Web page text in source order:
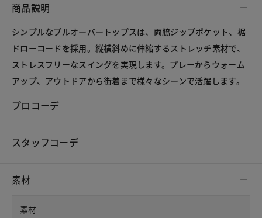
商品説明
シンプルなプルオーバートップスは、両脇ジップポケット、裾
ドローコードを採用。縦横斜めに伸縮するストレッチ素材で、
ストレスフリーなスイングを実現します。プレーからウォーム
アップ、アウトドアから街着まで様々なシーンで活躍します。
プロコーデ
スタッフコーデ
素材
素材